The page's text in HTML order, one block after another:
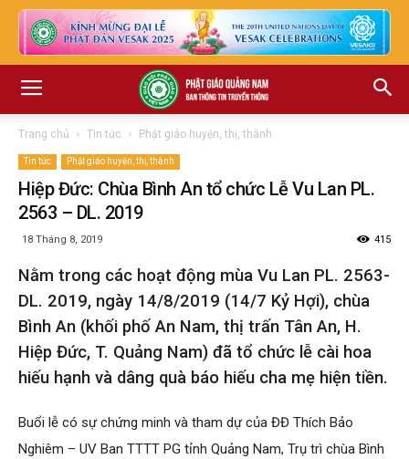
Trang chủ Tin tức Phật giáo huyện, thị, thành
Tin tức Phật giáo huyện, thị, thành
Hiệp Đức: Chùa Bình An tổ chức Lễ Vu Lan PL.
2563 – DL. 2019
18 Tháng 8, 2019 415
Nằm trong các hoạt động mùa Vu Lan PL. 2563-
DL. 2019, ngày 14/8/2019 (14/7 Kỷ Hợi), chùa
Bình An (khối phố An Nam, thị trấn Tân An, H.
Hiệp Đức, T. Quảng Nam) đã tổ chức lễ cài hoa
hiếu hạnh và dâng quà báo hiếu cha mẹ hiện tiền.
Buổi lễ có sự chứng minh và tham dự của ĐĐ Thích Bảo
Nghiêm – UV Ban TTTT PG tỉnh Quảng Nam, Trụ trì chùa Bình